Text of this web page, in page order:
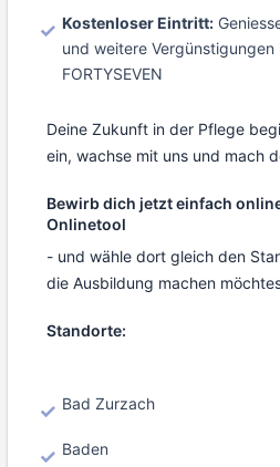
Kostenloser Eintritt:
und weitere Vergünstigungen
FORTYSEVEN
Deine Zukunft in der Pflege
ein, wachse mit uns und mach
Bewirb dich jetzt einfach
Onlinetool
- und wähle dort gleich den
die Ausbildung machen
Standorte:
Bad Zurzach
Baden